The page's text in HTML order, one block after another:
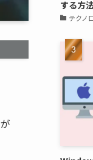
が
する方
テクノ